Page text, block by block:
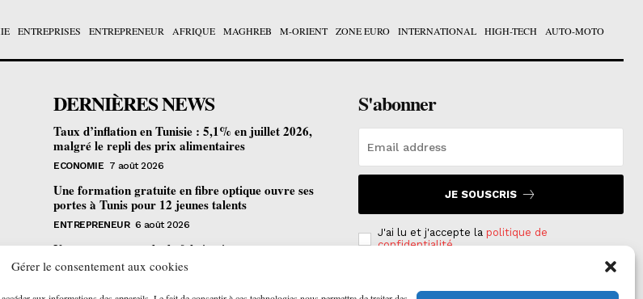
Gérer le consentement aux cookies
ENTREPRISES ENTREPRENEUR AFRIQUE MAGHREB M-ORIENT ZONE EURO INTERNATIONAL HIGH-TECH AUTO-MOTO
DERNIÈRES NEWS
Taux d’inflation en Tunisie : 5,1% en juillet 2026,
malgré le repli des prix alimentaires
ECONOMIE 7 août 2026
Une formation gratuite en fibre optique ouvre ses
portes à Tunis pour 12 jeunes talents
ENTREPRENEUR 6 août 2026
Un nouveau procédé de fabrication
pharmaceutique en flux continu : quelles
S'abonner
JE SOUSCRIS
J'ai lu et j'accepte la politique de
confidentialité.